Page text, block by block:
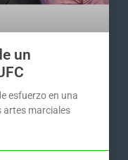
un
esfuerzo en una
artes marciales